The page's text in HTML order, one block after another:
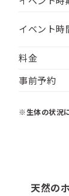
イベント時
料金
事前予約
※生体の状況
天然の